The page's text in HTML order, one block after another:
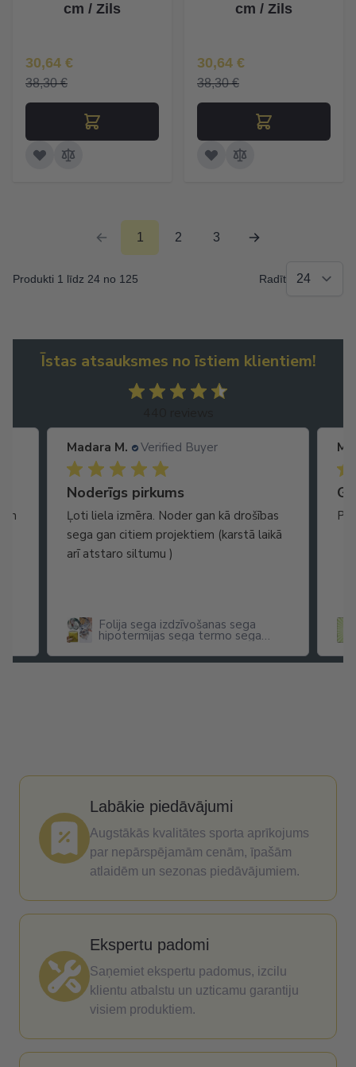
cm / Zils
Īpaša Cena
30,64 €
38,30 €
cm / Zils
Īpaša Cena
30,64 €
38,30 €
1 2 3
Produkti 1 līdz 24 no 125 Radīt
Īstas atsauksmes no īstiem klientiem!
Madara M. Verified Buyer
Noderīgs pirkums
Ļoti liela izmēra. Noder gan kā drošības
sega gan citiem projektiem (karstā laikā
arī atstaro siltumu )
Folija sega izdzīvošanas sega
hipotermijas sega termo sega
210 cm
Labākie piedāvājumi
Augstākās kvalitātes sporta aprīkojums
par nepārspējamām cenām, īpašām
atlaidēm un sezonas piedāvājumiem.
Ekspertu padomi
Saņemiet ekspertu padomus, izcilu
klientu atbalstu un uzticamu garantiju
visiem produktiem.